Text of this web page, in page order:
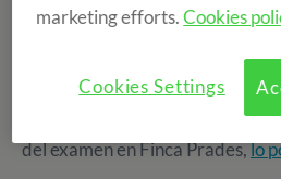
A finales de agosto os
alumnos se habían preparado
Cambridge FCE y CAE y el
del examen en Finca Prades,lo
marketing efforts.Cookies
Cookies Settings